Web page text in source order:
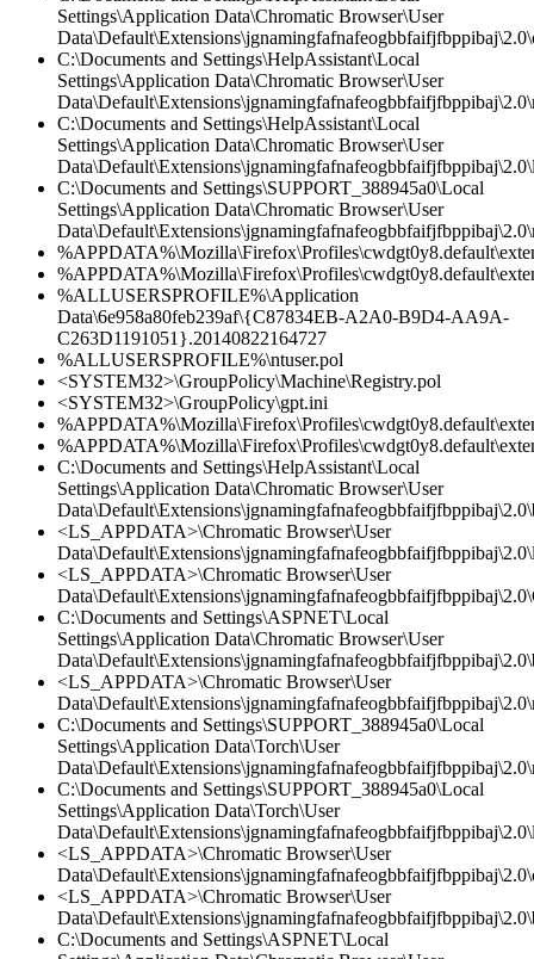
Settings\Application Data\Chromatic Browser\User
C:\Documents and Settings\HelpAssistant\Local
Settings\Application Data\Chromatic Browser\User
C:\Documents and Settings\HelpAssistant\Local
Settings\Application Data\Chromatic Browser\User
C:\Documents and Settings\SUPPORT_388945a0\Local
Settings\Application Data\Chromatic Browser\User
%ALLUSERSPROFILE%\Application
Data\6e958a80feb239af\{C87834EB-A2A0-B9D4-AA9A-
C263D1191051}.20140822164727
%ALLUSERSPROFILE%\ntuser.pol
<SYSTEM32>\GroupPolicy\Machine\Registry.pol
<SYSTEM32>\GroupPolicy\gpt.ini
C:\Documents and Settings\HelpAssistant\Local
Settings\Application Data\Chromatic Browser\User
<LS_APPDATA>\Chromatic Browser\User
<LS_APPDATA>\Chromatic Browser\User
C:\Documents and Settings\ASPNET\Local
Settings\Application Data\Chromatic Browser\User
<LS_APPDATA>\Chromatic Browser\User
C:\Documents and Settings\SUPPORT_388945a0\Local
Settings\Application Data\Torch\User
C:\Documents and Settings\SUPPORT_388945a0\Local
Settings\Application Data\Torch\User
<LS_APPDATA>\Chromatic Browser\User
<LS_APPDATA>\Chromatic Browser\User
C:\Documents and Settings\ASPNET\Local